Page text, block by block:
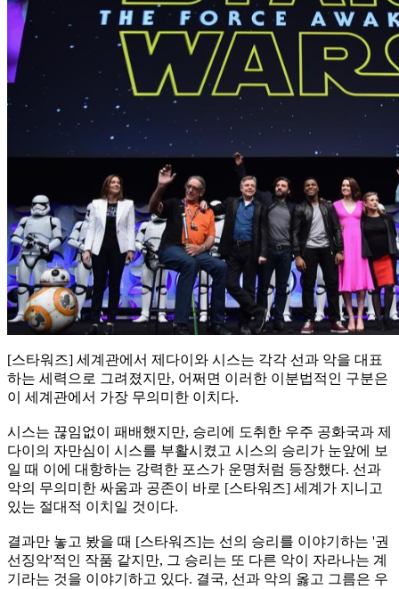
[스타워즈] 세계관에서 제다이와 시스는 각각 선과 악을 대표
하는 세력으로 그려졌지만, 어쩌면 이러한 이분법적인 구분은
이 세계관에서 가장 무의미한 이치다.
시스는 끊임없이 패배했지만, 승리에 도취한 우주 공화국과 제
다이의 자만심이 시스를 부활시켰고 시스의 승리가 눈앞에 보
일 때 이에 대항하는 강력한 포스가 운명처럼 등장했다. 선과
악의 무의미한 싸움과 공존이 바로 [스타워즈] 세계가 지니고
있는 절대적 이치일 것이다.
결과만 놓고 봤을 때 [스타워즈]는 선의 승리를 이야기하는 '권
선징악'적인 작품 같지만, 그 승리는 또 다른 악이 자라나는 계
기라는 것을 이야기하고 있다. 결국, 선과 악의 옳고 그름은 우